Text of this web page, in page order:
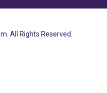
All Rights Reserved.